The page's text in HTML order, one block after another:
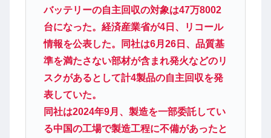
バッテリーの自主回収の対象は47万8002
台になった。経済産業省が4日、リコール
情報を公表した。同社は6月26日、品質基
準を満たさない部材が含まれ発火などのリ
スクがあるとして計4製品の自主回収を発
表していた。
同社は2024年9月、製造を一部委託してい
る中国の工場で製造工程に不備があったと